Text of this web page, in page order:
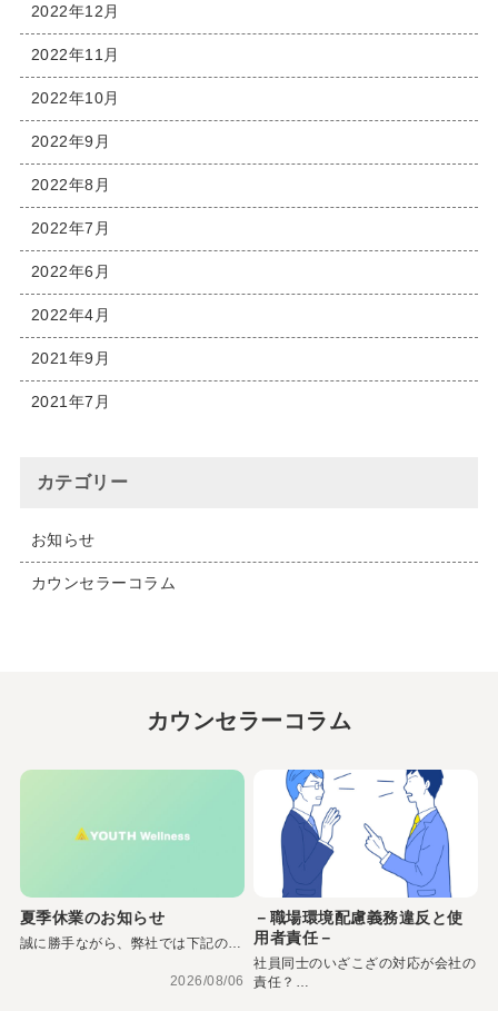
2022年12月
2022年11月
2022年10月
2022年9月
2022年8月
2022年7月
2022年6月
2022年4月
2021年9月
2021年7月
カテゴリー
お知らせ
カウンセラーコラム
カウンセラーコラム
夏季休業のお知らせ
誠に勝手ながら、弊社では下記の…
2026/08/06
－職場環境配慮義務違反と使
用者責任－
社員同士のいざこざの対応が会社の
責任？…